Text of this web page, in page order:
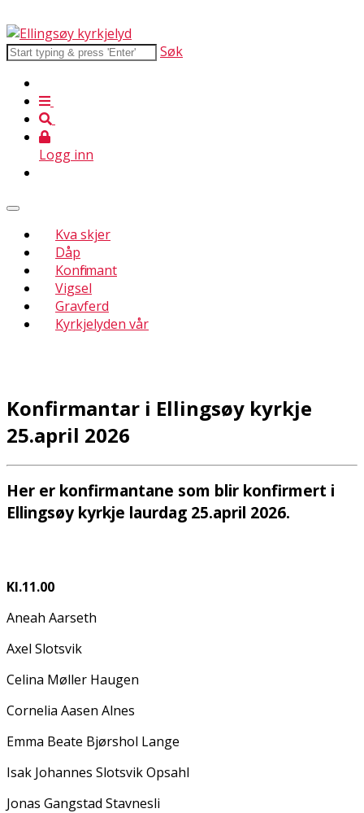
Søk
Logg inn
Kva skjer
Dåp
Konfirmant
Vigsel
Gravferd
Kyrkjelyden vår
Konfirmantar i Ellingsøy kyrkje
25.april 2026
Her er konfirmantane som blir konfirmert i
Ellingsøy kyrkje laurdag 25.april 2026.
Kl.11.00
Aneah Aarseth
Axel Slotsvik
Celina Møller Haugen
Cornelia Aasen Alnes
Emma Beate Bjørshol Lange
Isak Johannes Slotsvik Opsahl
Jonas Gangstad Stavnesli